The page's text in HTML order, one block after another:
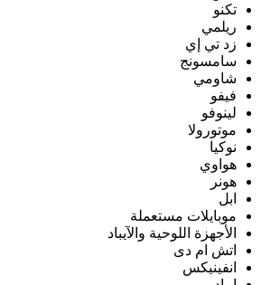
تكنو
ريلمي
زد تي إي
سامسونج
شاومي
فيفو
لينوفو
موتورولا
نوكيا
هواوي
هونر
ابل
موبايلات مستعملة
الأجهزة اللوحية والآيباد
اتش ام دى
انفينيكس